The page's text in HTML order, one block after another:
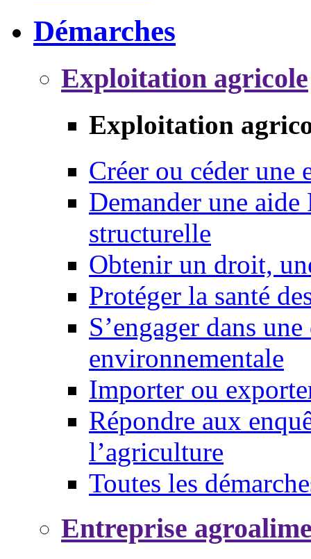
Démarches
Exploitation agricole
Exploitation
Créer ou céder une
Demander une
structurelle
Obtenir un droit,
Protéger la santé
S’engager dans
environnementale
Importer ou
Répondre aux
l’agriculture
Toutes les
Entreprise